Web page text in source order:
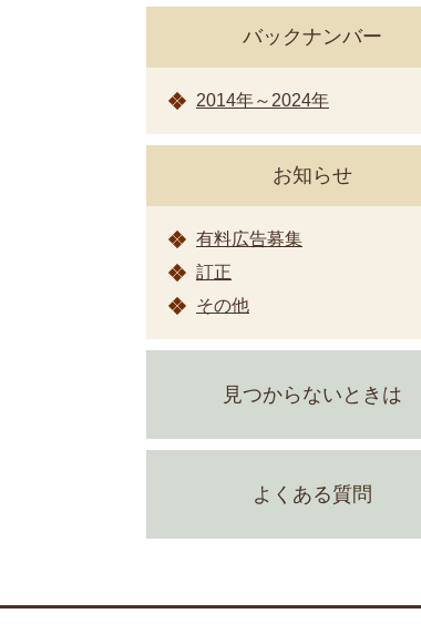
バックナンバー
2014年～2024年
お知らせ
有料広告募集
訂正
その他
見つからないときは
よくある質問